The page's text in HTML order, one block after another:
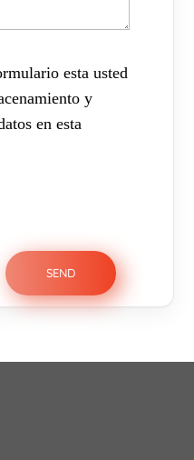
esta usted
y
en esta